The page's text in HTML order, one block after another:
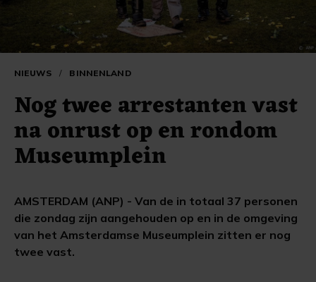
NIEUWS / BINNENLAND
Nog twee arrestanten vast
na onrust op en rondom
Museumplein
AMSTERDAM (ANP) - Van de in totaal 37 personen
die zondag zijn aangehouden op en in de omgeving
van het Amsterdamse Museumplein zitten er nog
twee vast.